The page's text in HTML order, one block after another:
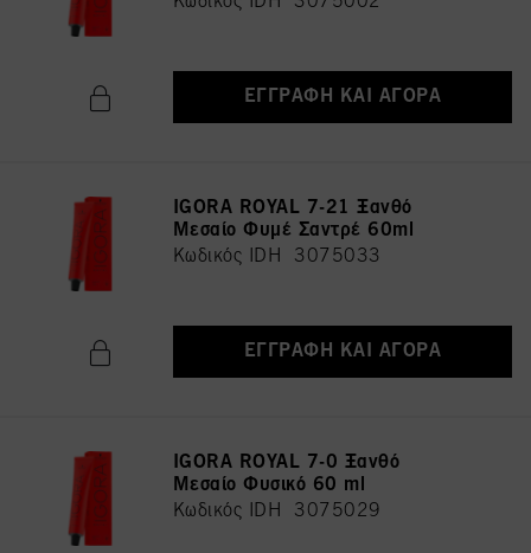
ΕΓΓΡΑΦΉ ΚΑΙ ΑΓΟΡΆ
IGORA ROYAL 7-21 Ξανθό
Μεσαίο Φυμέ Σαντρέ 60ml
Κωδικός IDH 3075033
ΕΓΓΡΑΦΉ ΚΑΙ ΑΓΟΡΆ
IGORA ROYAL 7-0 Ξανθό
Μεσαίο Φυσικό 60 ml
Κωδικός IDH 3075029